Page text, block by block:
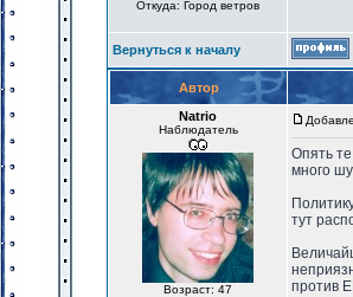
Откуда: Город ветров
Вернуться к началу
Автор
Natrio
Наблюдатель
Возраст: 47
Опять
много
тут
против